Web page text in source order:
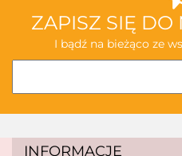
ZAPISZ SIĘ DO
I bądź na bieżąco ze
INFORMACJE